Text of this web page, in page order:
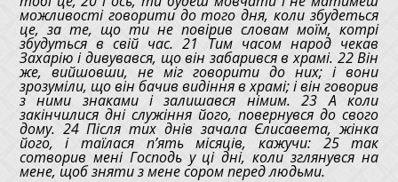
можливості говорити до того дня, коли збудеться
це, за те, що ти не повірив словам моїм, котрі
збудуться в свій час. 21 Тим часом народ чекав
Захарію і дивувався, що він забарився в храмі. 22 Він
же, вийшовши, не міг говорити до них; і вони
зрозуміли, що він бачив видіння в храмі; і він говорив
з ними знаками і залишався німим. 23 А коли
закінчилися дні служіння його, повернувся до свого
дому. 24 Після тих днів зачала Єлисавета, жінка
його, і таїлася п’ять місяців, кажучи: 25 так
сотворив мені Господь у ці дні, коли зглянувся на
мене, щоб зняти з мене сором перед людьми.